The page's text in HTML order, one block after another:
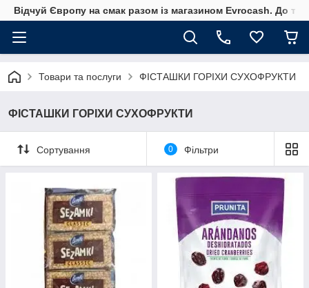
Відчуй Європу на смак разом із магазином Evrocash. До
Товари та послуги ФІСТАШКИ ГОРІХИ СУХОФРУКТИ
ФІСТАШКИ ГОРІХИ СУХОФРУКТИ
Сортування 0 Фільтри